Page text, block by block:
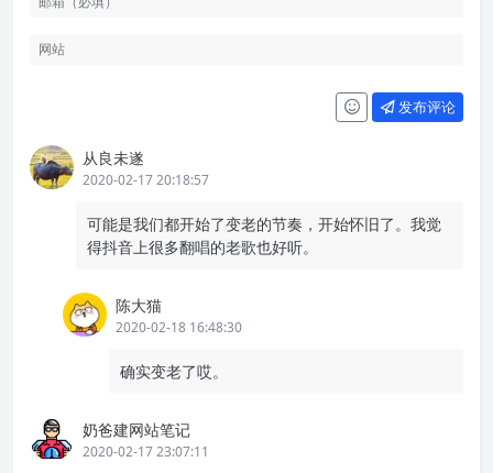
发布评论
从良未遂
2020-02-17 20:18:57
可能是我们都开始了变老的节奏，开始怀旧了。我觉
得抖音上很多翻唱的老歌也好听。
陈大猫
2020-02-18 16:48:30
确实变老了哎。
奶爸建网站笔记
2020-02-17 23:07:11